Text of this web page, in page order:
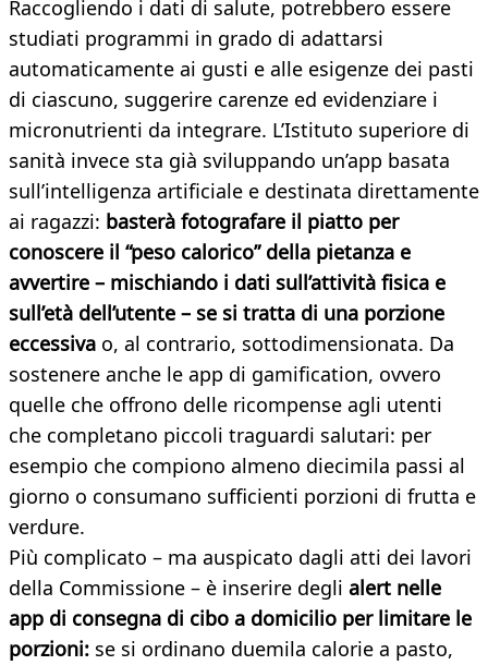
Raccogliendo i dati di salute, potrebbero essere
studiati programmi in grado di adattarsi
automaticamente ai gusti e alle esigenze dei pasti
di ciascuno, suggerire carenze ed evidenziare i
micronutrienti da integrare. L’Istituto superiore di
sanità invece sta già sviluppando un’app basata
sull’intelligenza artificiale e destinata direttamente
ai ragazzi: basterà fotografare il piatto per
conoscere il “peso calorico” della pietanza e
avvertire – mischiando i dati sull’attività fisica e
sull’età dell’utente – se si tratta di una porzione
eccessiva o, al contrario, sottodimensionata. Da
sostenere anche le app di gamification, ovvero
quelle che offrono delle ricompense agli utenti
che completano piccoli traguardi salutari: per
esempio che compiono almeno diecimila passi al
giorno o consumano sufficienti porzioni di frutta e
verdure.
Più complicato – ma auspicato dagli atti dei lavori
della Commissione – è inserire degli alert nelle
app di consegna di cibo a domicilio per limitare le
porzioni: se si ordinano duemila calorie a pasto,